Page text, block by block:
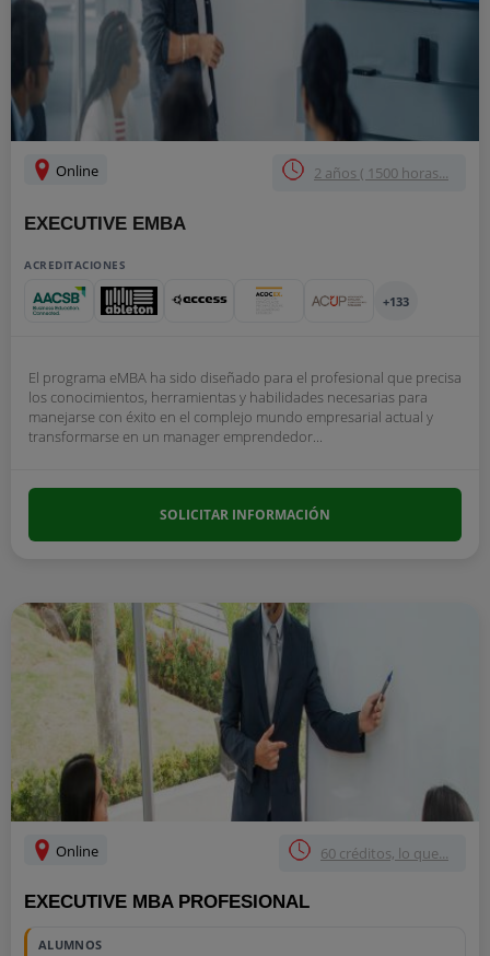
Online 2 años ( 1500 horas...
EXECUTIVE EMBA
ACREDITACIONES
+133
El programa eMBA ha sido diseñado para el profesional que precisa
los conocimientos, herramientas y habilidades necesarias para
manejarse con éxito en el complejo mundo empresarial actual y
transformarse en un manager emprendedor...
SOLICITAR INFORMACIÓN
Online 60 créditos, lo que...
EXECUTIVE MBA PROFESIONAL
ALUMNOS